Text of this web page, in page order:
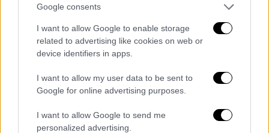
Google consents
I want to allow Google to enable storage
related to advertising like cookies on web or
device identifiers in apps.
I want to allow my user data to be sent to
Google for online advertising purposes.
I want to allow Google to send me
personalized advertising.
Με αφορμή την Παγκόσμια Ημέρα
Οινοτουρισμού το ethnos.gr ταξιδεύει στην
πατρίδα του Αγιωργίτικου, κουβεντιάζει με
τους ανθρώπους του και καταγράφει
Σαββατοκύριακο τόσο κοντά στην Αθήνα και
ταυτόχρονα τόσο «αλλού».